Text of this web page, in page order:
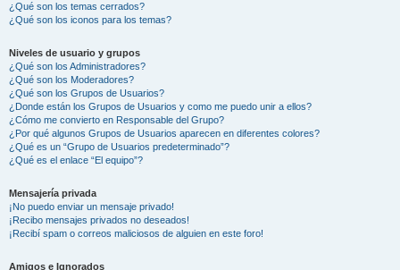
¿Qué son los temas cerrados?
¿Qué son los iconos para los temas?
Niveles de usuario y grupos
¿Qué son los Administradores?
¿Qué son los Moderadores?
¿Qué son los Grupos de Usuarios?
¿Donde están los Grupos de Usuarios y como me puedo unir a ellos?
¿Cómo me convierto en Responsable del Grupo?
¿Por qué algunos Grupos de Usuarios aparecen en diferentes colores?
¿Qué es un “Grupo de Usuarios predeterminado”?
¿Qué es el enlace “El equipo”?
Mensajería privada
¡No puedo enviar un mensaje privado!
¡Recibo mensajes privados no deseados!
¡Recibí spam o correos maliciosos de alguien en este foro!
Amigos e Ignorados